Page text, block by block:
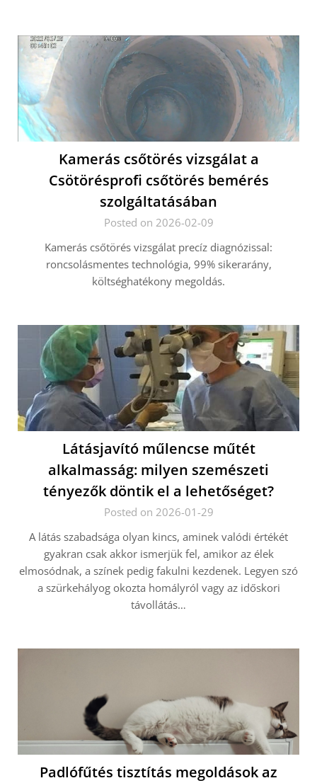
Kamerás csőtörés vizsgálat a
Csötörésprofi csőtörés bemérés
szolgáltatásában
Posted on 2026-02-09
Kamerás csőtörés vizsgálat precíz diagnózissal:
roncsolásmentes technológia, 99% sikerarány,
költséghatékony megoldás.
Látásjavító műlencse műtét
alkalmasság: milyen szemészeti
tényezők döntik el a lehetőséget?
Posted on 2026-01-29
A látás szabadsága olyan kincs, aminek valódi értékét
gyakran csak akkor ismerjük fel, amikor az élek
elmosódnak, a színek pedig fakulni kezdenek. Legyen szó
a szürkehályog okozta homályról vagy az időskori
távollátás…
Padlófűtés tisztítás megoldások az